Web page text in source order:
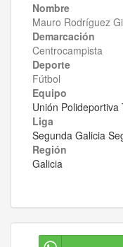
Nombre
Mauro Rodríguez
Demarcación
Centrocampista
Deporte
Fútbol
Equipo
Unión Polideportiva
Liga
Segunda Galicia
Región
Galicia